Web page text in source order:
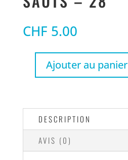
CHF 5.00
quantité
Partum
#3
Cardio
Ajouter au panier
DESCRIPTION
AVIS (0)